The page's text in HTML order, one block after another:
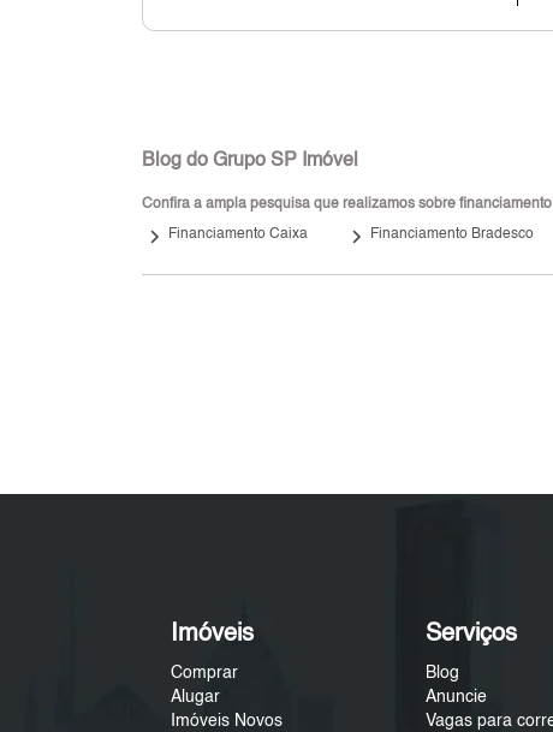
Blog do Grupo SP Imóvel
Confira a ampla pesquisa que realizamos sobre
keyboard_arrow_right Financiamento Caixa keyboard_arrow_right Financiamento Bradesco
Imóveis
Comprar
Alugar
Imóveis Novos
Serviços
Blog
Anuncie
Vagas para